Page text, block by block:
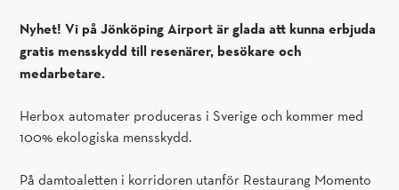
Nyhet! Vi på Jönköping Airport är glada att kunna erbjuda
gratis mensskydd till resenärer, besökare och
medarbetare.
Herbox automater produceras i Sverige och kommer med
100% ekologiska mensskydd.
På damtoaletten i korridoren utanför Restaurang Momento